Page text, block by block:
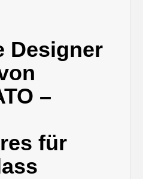
Designer
–
für